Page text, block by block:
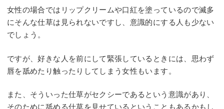
女性の場合ではリップクリームや口紅を塗っているので滅多
にそんな仕草は見られないですし、意識的にする人も少ない
でしょう。
ですが、好きな人を前にして緊張しているときには、思わず
唇を舐めたり触ったりしてしまう女性もいます。
また、そういった仕草がセクシーであるという意識があり、
そのために舐める仕草を見せているということもあるかもし